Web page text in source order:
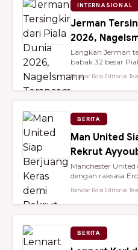
INTERNASIONAL
Jerman
2026,
Langkah Jerman
babak 32 besar
Bandar Bola Editorial
BERITA
Man United
Rekrut
Manchester
dengan raksasa
Bandar Bola Editorial
BERITA